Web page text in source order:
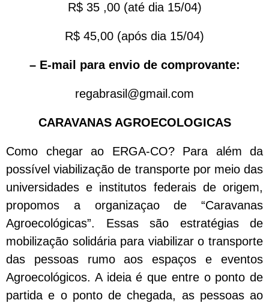
R$ 35 ,00 (até dia 15/04)
R$ 45,00 (após dia 15/04)
– E-mail para envio de comprovante:
regabrasil@gmail.com
CARAVANAS AGROECOLOGICAS
Como chegar ao ERGA-CO? Para além da
possível viabilização de transporte por meio das
universidades e institutos federais de origem,
propomos a organizaçao de “Caravanas
Agroecológicas”. Essas são estratégias de
mobilização solidária para viabilizar o transporte
das pessoas rumo aos espaços e eventos
Agroecológicos. A ideia é que entre o ponto de
partida e o ponto de chegada, as pessoas ao